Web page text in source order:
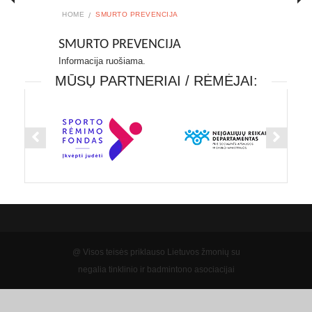
HOME SMURTO PREVENCIJA
SMURTO PREVENCIJA
Informacija ruošiama.
MŪSŲ PARTNERIAI / RĖMĖJAI:
@ Visos teisės priklauso Lietuvos žmonių su
negalia tinklinio ir badmintono asociacijai